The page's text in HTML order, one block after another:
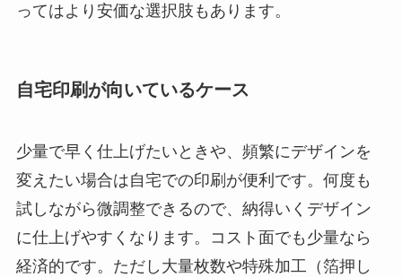
ってはより安価な選択肢もあります。
自宅印刷が向いているケース
少量で早く仕上げたいときや、頻繁にデザインを
変えたい場合は自宅での印刷が便利です。何度も
試しながら微調整できるので、納得いくデザイン
に仕上げやすくなります。コスト面でも少量なら
経済的です。ただし大量枚数や特殊加工（箔押し